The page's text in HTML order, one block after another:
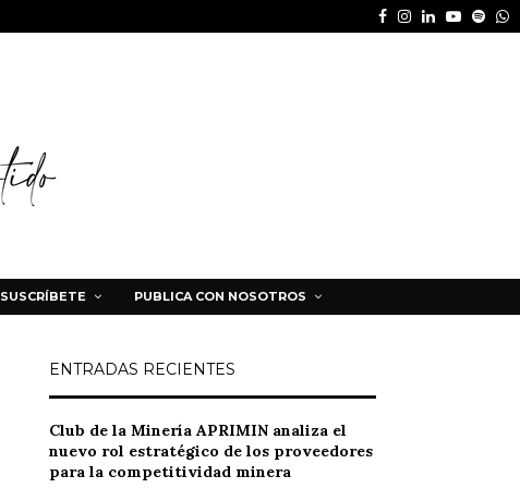
Facebook
Instagram
LinkedinYoutube
SUSCRÍBETE PUBLICA CON NOSOTROS
ENTRADAS RECIENTES
Club de la Minería APRIMIN analiza el
nuevo rol estratégico de los proveedores
para la competitividad minera